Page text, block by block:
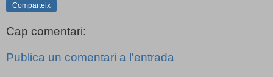
Comparteix
Cap comentari:
Publica un comentari a l'entrada